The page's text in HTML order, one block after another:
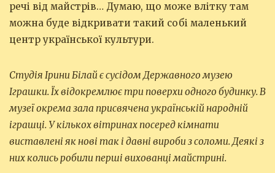
речі від майстрів… Думаю, що може влітку там
можна буде відкривати такий собі маленький
центр української культури.
Студія Ірини Білай є сусідом Державного музею
Іграшки. Їх відокремлює три поверхи одного будинку. В
музеї окрема зала присвячена українській народній
іграшці. У кількох вітринах посеред кімнати
виставлені як нові так і давні вироби з соломи. Деякі з
них колись робили перші вихованці майстрині.